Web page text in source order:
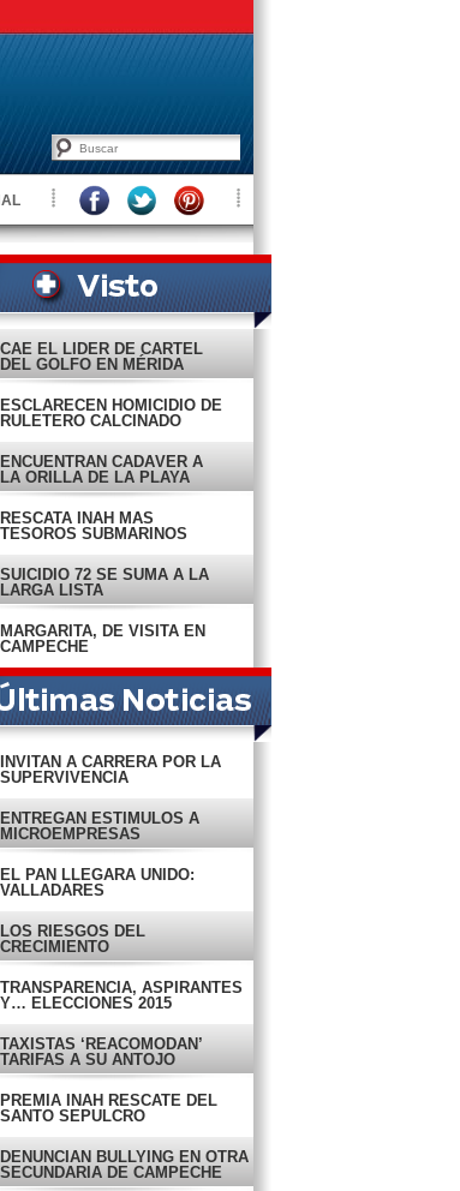
CAE EL LÍDER DE CÁRTEL
DEL GOLFO EN MÉRIDA
ESCLARECEN HOMICIDIO DE
RULETERO CALCINADO
ENCUENTRAN CADÁVER A
LA ORILLA DE LA PLAYA
RESCATA INAH MÁS
TESOROS SUBMARINOS
SUICIDIO 72 SE SUMA A LA
LARGA LISTA
MARGARITA, DE VISITA EN
CAMPECHE
INVITAN A CARRERA POR LA
SUPERVIVENCIA
ENTREGAN ESTÍMULOS A
MICROEMPRESAS
EL PAN LLEGARÁ UNIDO:
VALLADARES
LOS RIESGOS DEL
CRECIMIENTO
TRANSPARENCIA, ASPIRANTES
Y… ELECCIONES 2015
TAXISTAS ‘REACOMODAN’
TARIFAS A SU ANTOJO
PREMIA INAH RESCATE DEL
SANTO SEPULCRO
DENUNCIAN BULLYING EN OTRA
SECUNDARIA DE CAMPECHE